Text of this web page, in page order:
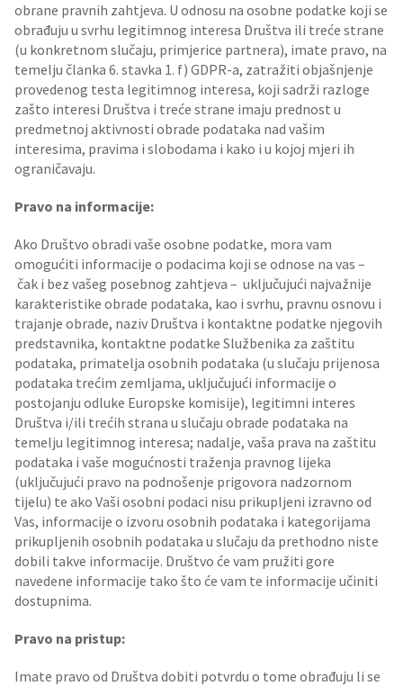
obrane pravnih zahtjeva. U odnosu na osobne podatke koji se
obrađuju u svrhu legitimnog interesa Društva ili treće strane
(u konkretnom slučaju, primjerice partnera), imate pravo, na
temelju članka 6. stavka 1. f) GDPR-a, zatražiti objašnjenje
provedenog testa legitimnog interesa, koji sadrži razloge
zašto interesi Društva i treće strane imaju prednost u
predmetnoj aktivnosti obrade podataka nad vašim
interesima, pravima i slobodama i kako i u kojoj mjeri ih
ograničavaju.
Pravo na informacije:
Ako Društvo obradi vaše osobne podatke, mora vam
omogućiti informacije o podacima koji se odnose na vas –
čak i bez vašeg posebnog zahtjeva – uključujući najvažnije
karakteristike obrade podataka, kao i svrhu, pravnu osnovu i
trajanje obrade, naziv Društva i kontaktne podatke njegovih
predstavnika, kontaktne podatke Službenika za zaštitu
podataka, primatelja osobnih podataka (u slučaju prijenosa
podataka trećim zemljama, uključujući informacije o
postojanju odluke Europske komisije), legitimni interes
Društva i/ili trećih strana u slučaju obrade podataka na
temelju legitimnog interesa; nadalje, vaša prava na zaštitu
podataka i vaše mogućnosti traženja pravnog lijeka
(uključujući pravo na podnošenje prigovora nadzornom
tijelu) te ako Vaši osobni podaci nisu prikupljeni izravno od
Vas, informacije o izvoru osobnih podataka i kategorijama
prikupljenih osobnih podataka u slučaju da prethodno niste
dobili takve informacije. Društvo će vam pružiti gore
navedene informacije tako što će vam te informacije učiniti
dostupnima.
Pravo na pristup:
Imate pravo od Društva dobiti potvrdu o tome obrađuju li se